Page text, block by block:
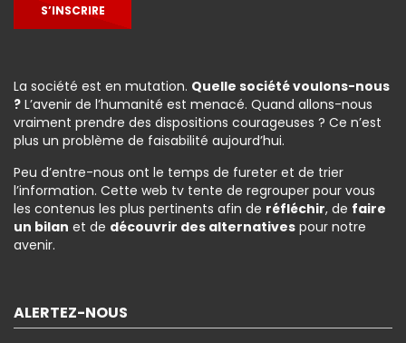
S’INSCRIRE
La société est en mutation. Quelle société voulons-nous
? L’avenir de l’humanité est menacé. Quand allons-nous
vraiment prendre des dispositions courageuses ? Ce n’est
plus un problème de faisabilité aujourd’hui.
Peu d’entre-nous ont le temps de fureter et de trier
l’information. Cette web tv tente de regrouper pour vous
les contenus les plus pertinents afin de réfléchir, de faire
un bilan et de découvrir des alternatives pour notre
avenir.
ALERTEZ-NOUS